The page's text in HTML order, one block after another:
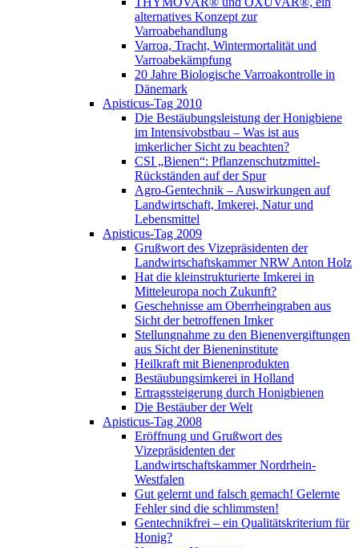
alternatives Konzept zur
Varroabehandlung
Varroa, Tracht, Wintermortalität und
Varroabekämpfung
20 Jahre Biologische Varroakontrolle in
Dänemark
Apisticus-Tag 2010
Die Bestäubungsleistung der Honigbiene
im Intensivobstbau – Was ist aus
imkerlicher Sicht zu beachten?
CSI „Bienen“: Pflanzenschutzmittel-
Rückständen auf der Spur
Agro-Gentechnik – Auswirkungen auf
Landwirtschaft, Imkerei, Natur und
Lebensmittel
Apisticus-Tag 2009
Grußwort des Vizepräsidenten der
Landwirtschaftskammer NRW Anton Holz
Hat die kleinstrukturierte Imkerei in
Mitteleuropa noch Zukunft?
Geschehnisse am Oberrheingraben aus
Sicht der betroffenen Imker
Stellungnahme zu den Bienenvergiftungen
aus Sicht der Bieneninstitute
Heilkraft mit Bienenprodukten
Bestäubungsimkerei in Holland
Ertragssteigerung durch Honigbienen
Die Bestäuber der Welt
Apisticus-Tag 2008
Eröffnung und Grußwort des
Vizepräsidenten der
Landwirtschaftskammer Nordrhein-
Westfalen
Gut gelernt und falsch gemach! Gelernte
Fehler sind die schlimmsten!
Gentechnikfrei – ein Qualitätskriterium für
Honig?